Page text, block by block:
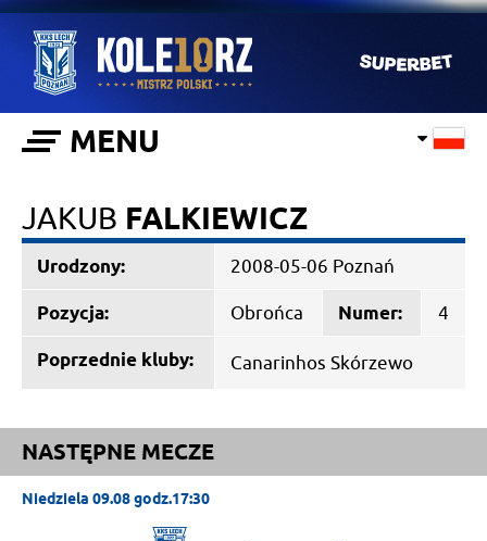
MENU
JAKUB FALKIEWICZ
Urodzony: 2008-05-06 Poznań
Pozycja: Obrońca Numer: 4
Poprzednie kluby: Canarinhos Skórzewo
NASTĘPNE MECZE
Niedziela 09.08 godz.17:30